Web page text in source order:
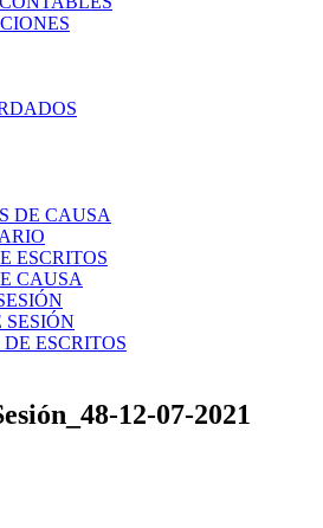
DE CAUSA
ESCRITOS
CAUSA
ESCRITOS
12-07-2021